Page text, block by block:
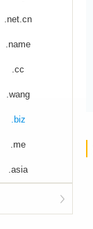
.net.cn
.name
.cc
.wang
.biz
.me
.asia